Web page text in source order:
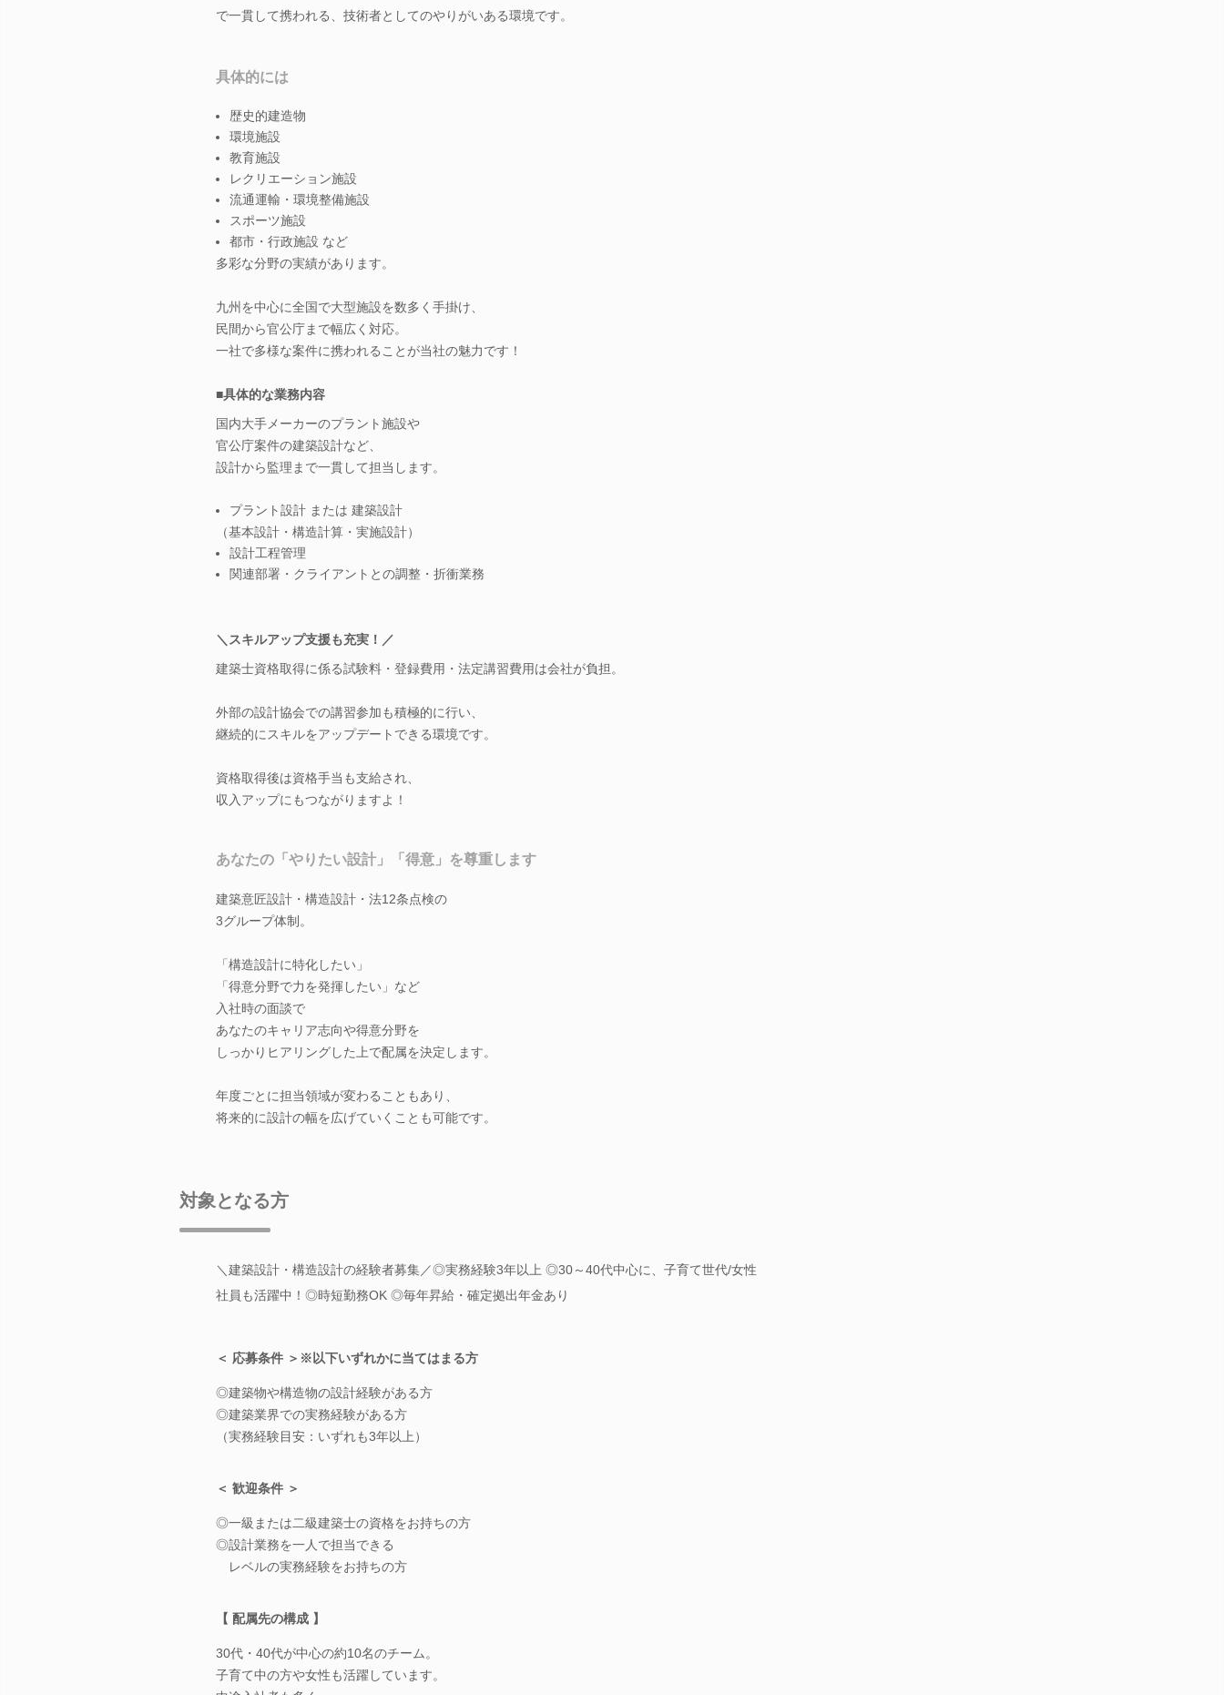
で一貫して携われる、技術者としてのやりがいある環境です。
具体的には
歴史的建造物
環境施設
教育施設
レクリエーション施設
流通運輸・環境整備施設
スポーツ施設
都市・行政施設 など
多彩な分野の実績があります。
九州を中心に全国で大型施設を数多く手掛け、
民間から官公庁まで幅広く対応。
一社で多様な案件に携われることが当社の魅力です！
■具体的な業務内容
国内大手メーカーのプラント施設や
官公庁案件の建築設計など、
設計から監理まで一貫して担当します。
プラント設計 または 建築設計
（基本設計・構造計算・実施設計）
設計工程管理
関連部署・クライアントとの調整・折衝業務
＼スキルアップ支援も充実！／
建築士資格取得に係る試験料・登録費用・法定講習費用は会社が負担。
外部の設計協会での講習参加も積極的に行い、
継続的にスキルをアップデートできる環境です。
資格取得後は資格手当も支給され、
収入アップにもつながりますよ！
あなたの「やりたい設計」「得意」を尊重します
建築意匠設計・構造設計・法12条点検の
3グループ体制。
「構造設計に特化したい」
「得意分野で力を発揮したい」など
入社時の面談で
あなたのキャリア志向や得意分野を
しっかりヒアリングした上で配属を決定します。
年度ごとに担当領域が変わることもあり、
将来的に設計の幅を広げていくことも可能です。
対象となる方
＼建築設計・構造設計の経験者募集／◎実務経験3年以上 ◎30～40代中心に、子育て世代/女性
社員も活躍中！◎時短勤務OK ◎毎年昇給・確定拠出年金あり
＜ 応募条件 ＞※以下いずれかに当てはまる方
◎建築物や構造物の設計経験がある方
◎建築業界での実務経験がある方
（実務経験目安：いずれも3年以上）
＜ 歓迎条件 ＞
◎一級または二級建築士の資格をお持ちの方
◎設計業務を一人で担当できる
レベルの実務経験をお持ちの方
【 配属先の構成 】
30代・40代が中心の約10名のチーム。
子育て中の方や女性も活躍しています。